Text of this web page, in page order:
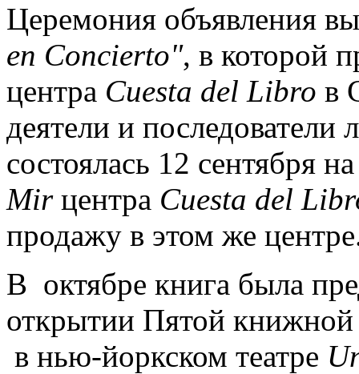
Церемония объявления
en Concierto", в которой
центра Cuesta del Libro в
деятели и последователи
состоялась 12 сентября
Mirцентра Cuesta del
продажу в этом же
В октябре книга была
открытии Пятой
в нью-йоркском театре